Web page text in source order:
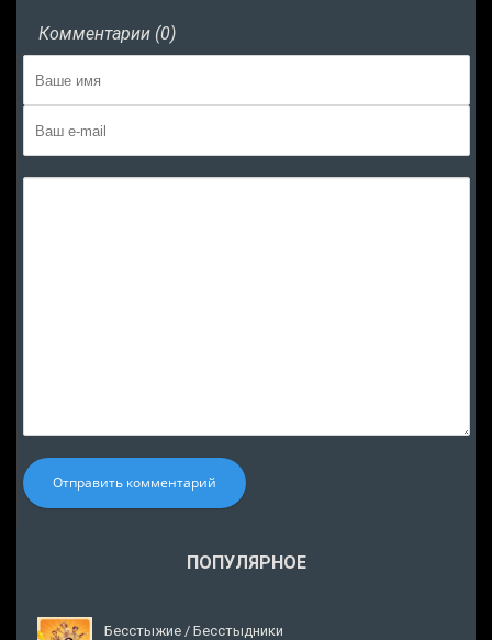
Комментарии (0)
Отправить комментарий
ПОПУЛЯРНОЕ
Бесстыжие / Бесстыдники